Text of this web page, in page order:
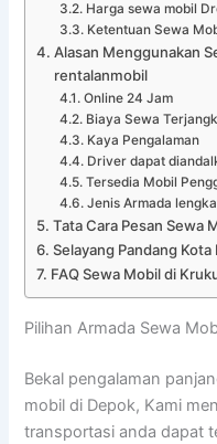
Harga sewa mobil
Ketentuan Sewa
Alasan Menggunakan
rentalanmobil
Online 24 Jam
Biaya Sewa
Kaya Pengalaman
Driver dapat
Tersedia Mobil
Jenis Armada
Tata Cara Pesan Sewa
Selayang Pandang Kota
FAQ Sewa Mobil di
Pilihan Armada Sewa
Bekal pengalaman
mobil di Depok, Kami
transportasi anda dapat